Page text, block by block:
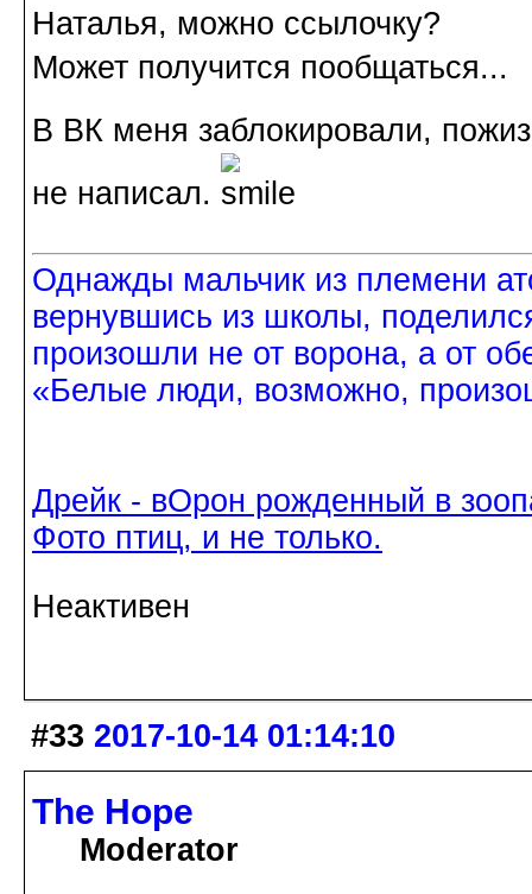
Наталья, можно ссылочку?
Может получится пообщаться...
В ВК меня заблокировали,
не написал.
Однажды мальчик из племени
вернувшись из школы,
произошли не от ворона, а от
«Белые люди, возможно,
Дрейк - вОрон рожденный в
Фото птиц, и не только.
Неактивен
#33 2017-10-14 01:14:10
The Hope
Moderator